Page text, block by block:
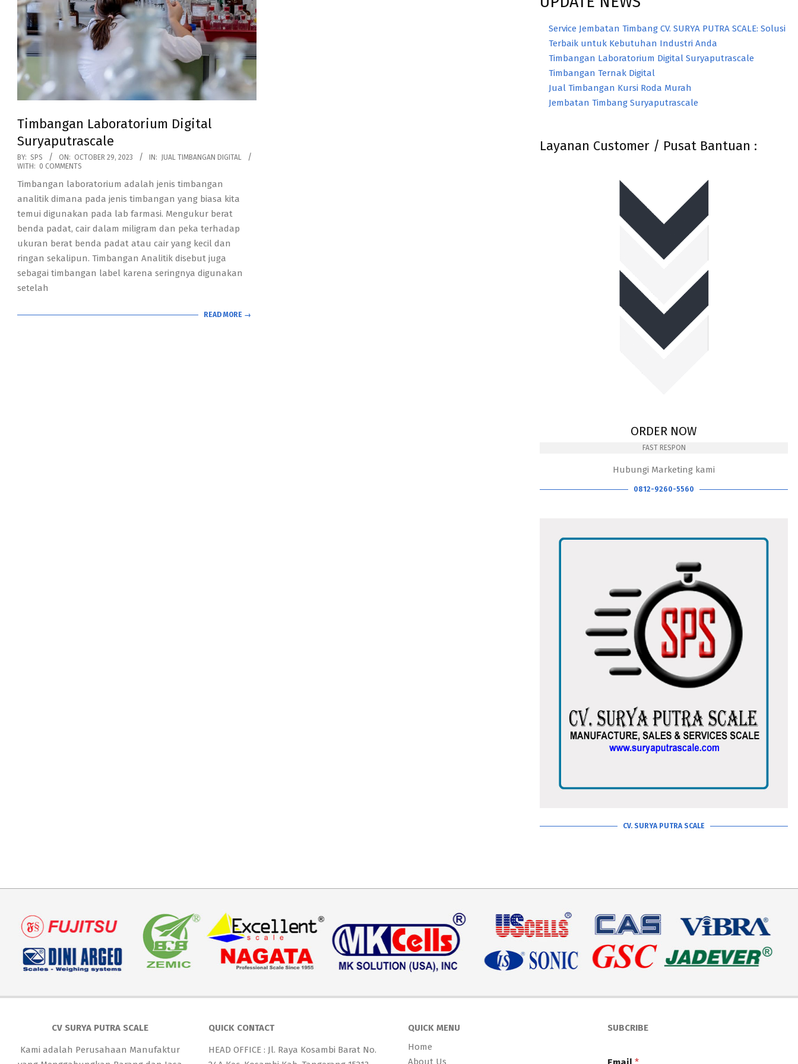
Timbangan Laboratorium Digital
Suryaputrascale
2023-
10-
29
BY: SPS ON: OCTOBER 29, 2023 IN:
JUAL TIMBANGAN DIGITAL
WITH: 0 COMMENTS
Timbangan laboratorium adalah jenis timbangan
analitik dimana pada jenis timbangan yang biasa kita
temui digunakan pada lab farmasi. Mengukur berat
benda padat, cair dalam miligram dan peka terhadap
ukuran berat benda padat atau cair yang kecil dan
ringan sekalipun. Timbangan Analitik disebut juga
sebagai timbangan label karena seringnya digunakan
setelah
READ MORE →
Service Jembatan Timbang CV. SURYA PUTRA SCALE: Solusi
Terbaik untuk Kebutuhan Industri Anda
Timbangan Laboratorium Digital Suryaputrascale
Timbangan Ternak Digital
Jual Timbangan Kursi Roda Murah
Jembatan Timbang Suryaputrascale
Layanan Customer / Pusat Bantuan :
ORDER NOW
FAST RESPON
Hubungi Marketing kami
0812-9260-5560
CV. SURYA PUTRA SCALE
CV SURYA PUTRA SCALE
Kami adalah Perusahaan Manufaktur
QUICK CONTACT
HEAD OFFICE : Jl. Raya Kosambi Barat No.
QUICK MENU
Home
About Us
SUBCRIBE